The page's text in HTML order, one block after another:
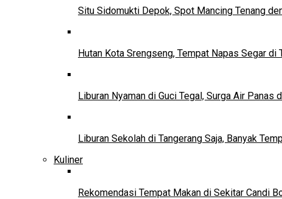
Situ Sidomukti Depok, Spot Mancing Tenang
Hutan Kota Srengseng, Tempat Napas Segar di
Liburan Nyaman di Guci Tegal, Surga Air Panas
Liburan Sekolah di Tangerang Saja, Banyak
Kuliner
Rekomendasi Tempat Makan di Sekitar Candi